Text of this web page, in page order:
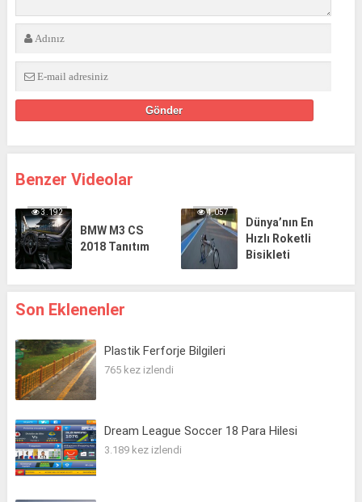
Benzer Videolar
3.192
BMW M3 CS
2018 Tanıtım
4.057
Dünya’nın En
Hızlı Roketli
Bisikleti
Son Eklenenler
Plastik Ferforje Bilgileri
765 kez izlendi
Dream League Soccer 18 Para Hilesi
3.189 kez izlendi